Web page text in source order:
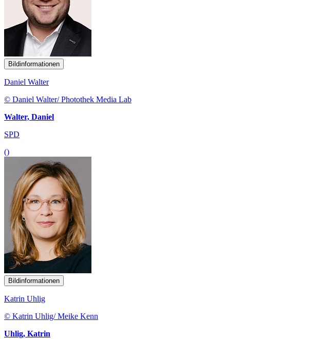
Bildinformationen
Daniel Walter
© Daniel Walter/ Photothek Media Lab
Walter, Daniel
SPD
()
Bildinformationen
Katrin Uhlig
© Katrin Uhlig/ Meike Kenn
Uhlig, Katrin